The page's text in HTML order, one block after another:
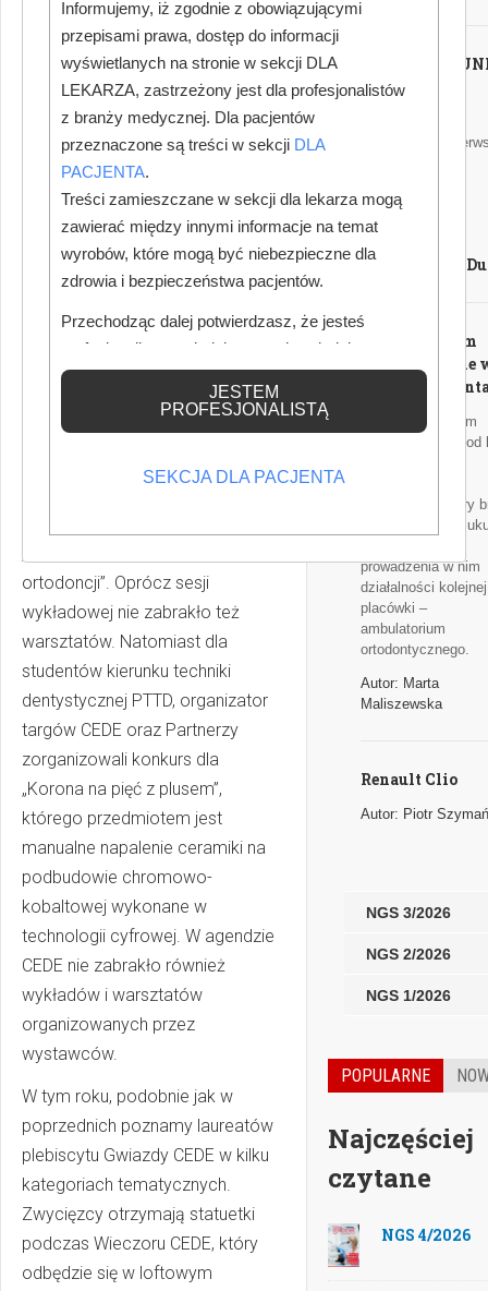
zostaną kluczowe decyzje w
planowaniu leczenia
protetycznego, zarządzanie
tkankami miękkimi, współpraca
ortodontyczno-protetycznej,
wpływ bruksizmu na planowanie
przygotowanie pacjentów.
Sesja „Higiena od narodzin po
siwy włos na skroni” powstała z
myślą o higienistkach
i asystentkach i już sam jej tytuł
sugeruje przekrojowość
zagadnienia. Dla techników
dentystycznych Polskie
Towarzystwo Techników
ortodoncji”. Oprócz sesji
wykładowej nie zabrakło też
warsztatów. Natomiast dla
studentów kierunku techniki
dentystycznej PTTD, organizator
targów CEDE oraz Partnerzy
zorganizowali konkurs dla
„Korona na pięć z plusem”,
którego przedmiotem jest
manualne napalenie ceramiki na
podbudowie chromowo-
kobaltowej wykonane w
technologii cyfrowej. W agendzie
CEDE nie zabrakło również
wykładów i warsztatów
organizowanych przez
wystawców.
W tym roku, podobnie jak w
poprzednich poznamy laureatów
plebiscytu Gwiazdy CEDE w kilku
kategoriach tematycznych.
Zwycięzcy otrzymają statuetki
podczas Wieczoru CEDE, który
odbędzie się w loftowym
Dentaltalk -
15.
Consultation.
Autorka:
Szyjkowska-
Ambulatorium
ortodontyczne
dwóch
Inwestor, z którym
współpracujemy od
usługowego, który
pod uwagę,
prowadzenia w nim
działalności kolejnej
placówki –
ambulatorium
ortodontycznego.
Autor: Marta
Maliszewska
Renault Clio
Autor: Piotr
NGS 3/2026
NGS 2/2026
NGS 1/2026
POPULARNE
Najczęściej
czytane
NGS 4/2026
Informujemy, iż zgodnie z obowiązującymi
przepisami prawa, dostęp do informacji
wyświetlanych na stronie w sekcji DLA
LEKARZA, zastrzeżony jest dla profesjonalistów
z branży medycznej. Dla pacjentów
przeznaczone są treści w sekcji DLA
PACJENTA.
Treści zamieszczane w sekcji dla lekarza mogą
zawierać między innymi informacje na temat
wyrobów, które mogą być niebezpieczne dla
zdrowia i bezpieczeństwa pacjentów.
Przechodząc dalej potwierdzasz, że jesteś
profesjonalistą posiadającym odpowiednią
wiedzę medyczną.
JESTEM
PROFESJONALISTĄ
SEKCJA DLA PACJENTA